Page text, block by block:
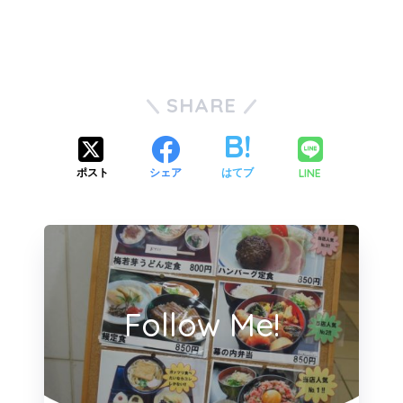
SHARE
ポスト シェア はてブ LINE
Follow Me!